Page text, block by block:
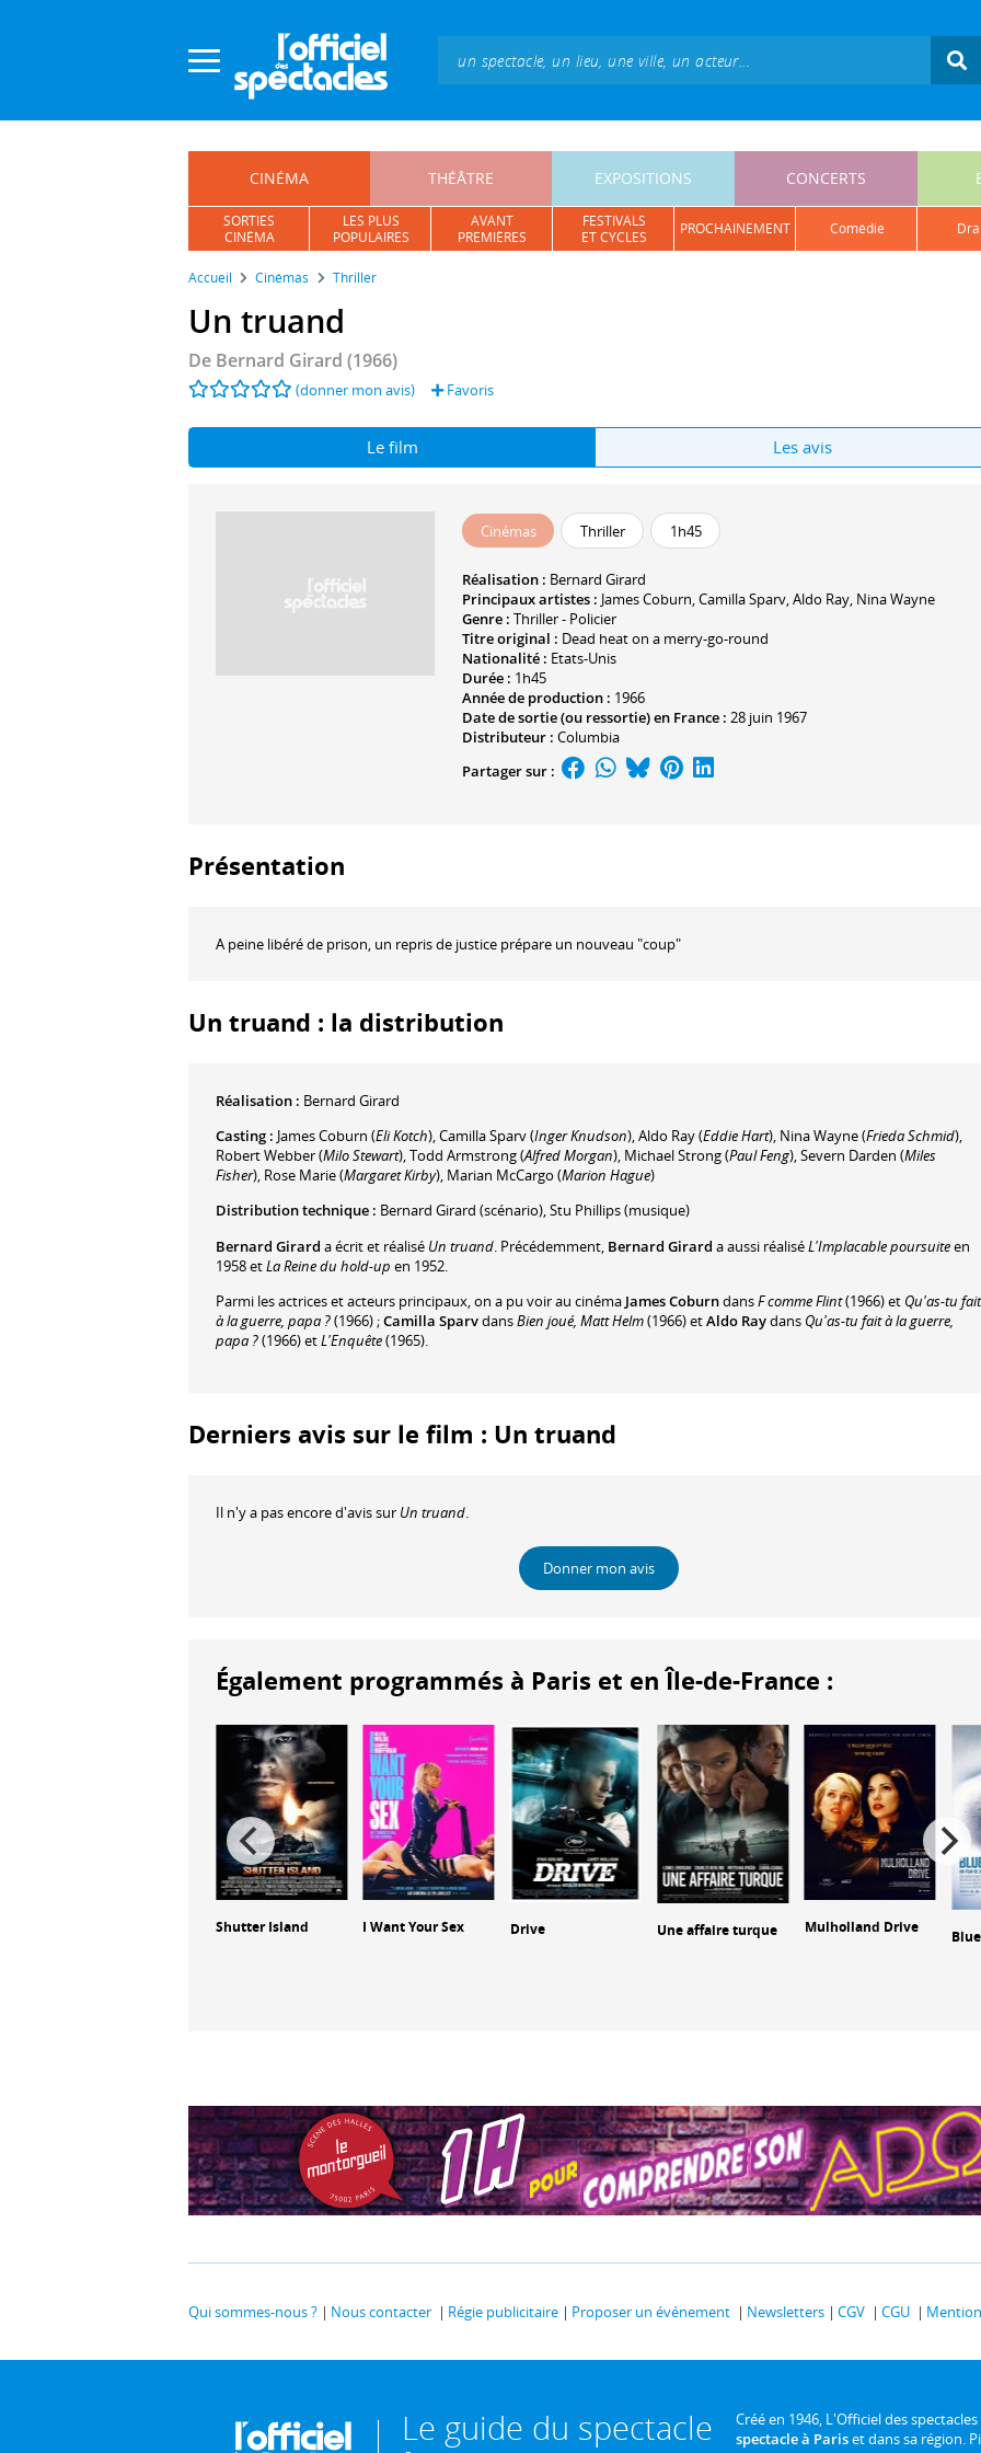
CINÉMA THÉÂTRE EXPOSITIONS CONCERTS
SORTIES
CINÉMA
LES PLUS
POPULAIRES
AVANT
PREMIÈRES
FESTIVALS
ET CYCLES
PROCHAINEMENT comédie
Accueil Cinémas Thriller
Un truand
De Bernard Girard (1966)
(donner mon avis) Favoris
Le film Les avis
Cinémas Thriller 1h45
Réalisation : Bernard Girard
Principaux artistes : James Coburn,Camilla Sparv,Aldo Ray, Nina Wayne
Genre : Thriller - Policier
Titre original : Dead heat on a merry-go-round
Nationalité : Etats-Unis
Durée : 1h45
Année de production : 1966
Date de sortie (ou ressortie) en France : 28 juin 1967
Distributeur : Columbia
Partager sur :
Présentation
A peine libéré de prison, un repris de justice prépare un nouveau "coup"
Un truand : la distribution
Réalisation : Bernard Girard
Casting : James Coburn (Eli Kotch),Camilla Sparv(Inger Knudson),Aldo Ray(Eddie Hart), Nina Wayne(Frieda Schmid),
Robert Webber(Milo Stewart),Todd Armstrong(Alfred Morgan), Michael Strong(Paul Feng),Severn Darden (Miles
Fisher), Rose Marie(Margaret Kirby), Marian McCargo (Marion Hague)
Distribution technique : Bernard Girard (scénario),Stu Phillips(musique)
Bernard Girard a écrit et réalisé Un truand. Précédemment, Bernard Girard a aussi réaliséL'Implacable poursuiteen
1958 etLa Reine du hold-up en 1952.
Parmi les actrices et acteurs principaux, on a pu voir au cinéma James CoburndansF comme Flint(1966) et Qu'as-tu fait
à la guerre, papa ?(1966) ;Camilla SparvdansBien joué, Matt Helm(1966) etAldo Raydans Qu'as-tu fait à la guerre,
papa ?(1966) etL'Enquête(1965).
Derniers avis sur le film : Un truand
Il n'y a pas encore d'avis sur Un truand.
Donner mon avis
Également programmés à Paris et en Île-de-France :
Shutter Island I Want Your Sex Drive Une affaire turque Mulholland Drive
Qui sommes-nous ? Nous contacter Régie publicitaire Proposer un événement Newsletters CGV CGU
Le guide du spectacle
Créé en 1946, L'Officiel des
spectacle à Pariset dans sa région.